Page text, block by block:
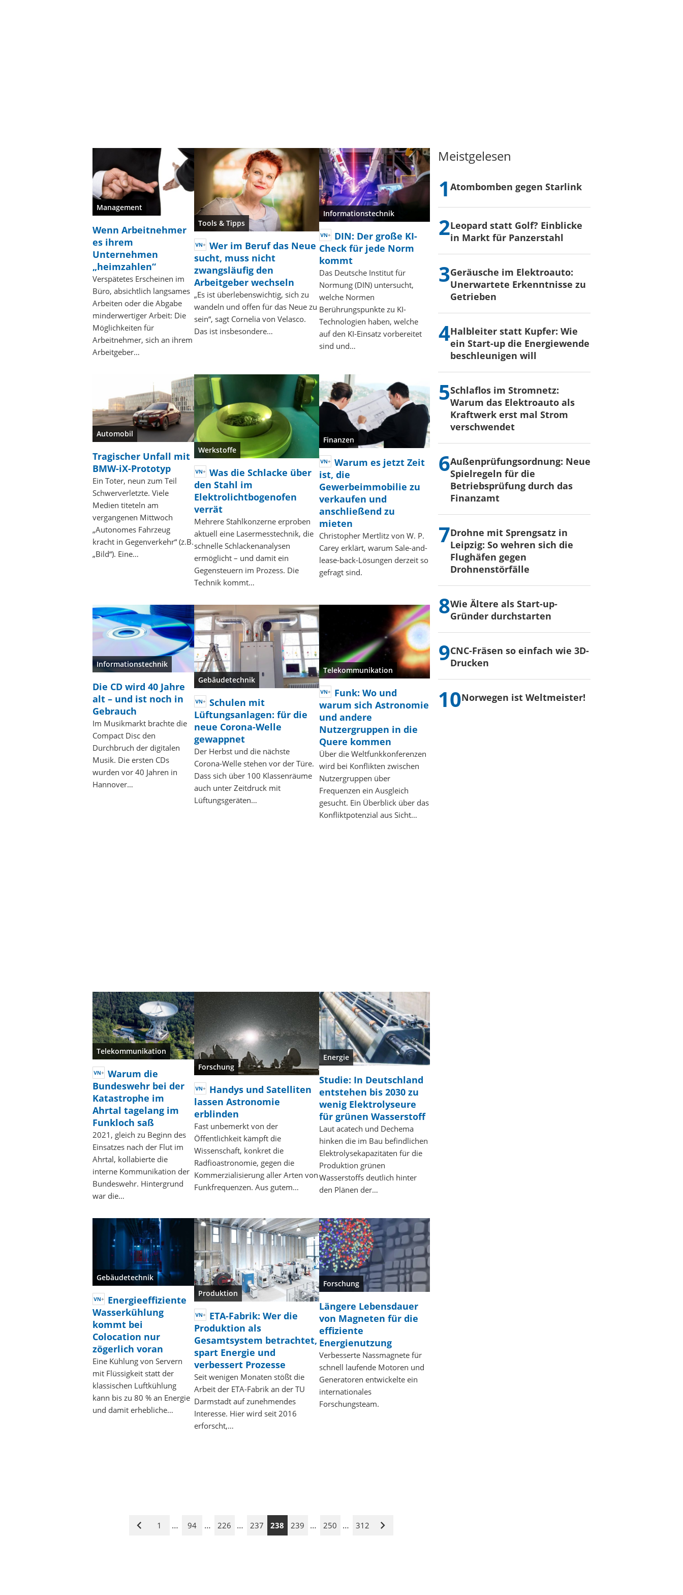
Management
Wenn Arbeitnehmer
es ihrem
Unternehmen
„heimzahlen“
Verspätetes Erscheinen im
Büro, absichtlich langsames
Arbeiten oder die Abgabe
minderwertiger Arbeit: Die
Möglichkeiten für
Arbeitnehmer, sich an ihrem
Arbeitgeber…
Tools & Tipps
Wer im Beruf das Neue
sucht, muss nicht
zwangsläufig den
Arbeitgeber wechseln
„Es ist überlebenswichtig, sich zu
wandeln und offen für das Neue zu
sein“, sagt Cornelia von Velasco.
Das ist insbesondere…
Informationstechnik
DIN: Der große KI-
Check für jede Norm
kommt
Das Deutsche Institut für
Normung (DIN) untersucht,
welche Normen
Berührungspunkte zu KI-
Technologien haben, welche
auf den KI-Einsatz vorbereitet
sind und…
Automobil
Tragischer Unfall mit
BMW-iX-Prototyp
Ein Toter, neun zum Teil
Schwerverletzte. Viele
Medien titeteln am
vergangenen Mittwoch
„Autonomes Fahrzeug
kracht in Gegenverkehr“ (z.B.
„Bild“). Eine…
Werkstoffe
Was die Schlacke über
den Stahl im
Elektrolichtbogenofen
verrät
Mehrere Stahlkonzerne erproben
aktuell eine Lasermesstechnik, die
schnelle Schlackenanalysen
ermöglicht – und damit ein
Gegensteuern im Prozess. Die
Technik kommt…
Finanzen
Warum es jetzt Zeit
ist, die
Gewerbeimmobilie zu
verkaufen und
anschließend zu
mieten
Christopher Mertlitz von W. P.
Carey erklärt, warum Sale-and-
lease-back-Lösungen derzeit so
gefragt sind.
Informationstechnik
Die CD wird 40 Jahre
alt – und ist noch in
Gebrauch
Im Musikmarkt brachte die
Compact Disc den
Durchbruch der digitalen
Musik. Die ersten CDs
wurden vor 40 Jahren in
Hannover…
Gebäudetechnik
Schulen mit
Lüftungsanlagen: für die
neue Corona-Welle
gewappnet
Der Herbst und die nächste
Corona-Welle stehen vor der Türe.
Dass sich über 100 Klassenräume
auch unter Zeitdruck mit
Lüftungsgeräten…
Telekommunikation
Funk: Wo und
warum sich Astronomie
und andere
Nutzergruppen in die
Quere kommen
Über die Weltfunkkonferenzen
wird bei Konflikten zwischen
Nutzergruppen über
Frequenzen ein Ausgleich
gesucht. Ein Überblick über das
Konfliktpotenzial aus Sicht…
Telekommunikation
Warum die
Bundeswehr bei der
Katastrophe im
Ahrtal tagelang im
Funkloch saß
2021, gleich zu Beginn des
Einsatzes nach der Flut im
Ahrtal, kollabierte die
interne Kommunikation der
Bundeswehr. Hintergrund
war die…
Forschung
Handys und Satelliten
lassen Astronomie
erblinden
Fast unbemerkt von der
Öffentlichkeit kämpft die
Wissenschaft, konkret die
Radfioastronomie, gegen die
Kommerzialisierung aller Arten von
Funkfrequenzen. Aus gutem…
Energie
Studie: In Deutschland
entstehen bis 2030 zu
wenig Elektrolyseure
für grünen Wasserstoff
Laut acatech und Dechema
hinken die im Bau befindlichen
Elektrolysekapazitäten für die
Produktion grünen
Wasserstoffs deutlich hinter
den Plänen der…
Gebäudetechnik
Energieeffiziente
Wasserkühlung
kommt bei
Colocation nur
zögerlich voran
Eine Kühlung von Servern
mit Flüssigkeit statt der
klassischen Luftkühlung
kann bis zu 80 % an Energie
und damit erhebliche…
Produktion
ETA-Fabrik: Wer die
Produktion als
Gesamtsystem betrachtet,
spart Energie und
verbessert Prozesse
Seit wenigen Monaten stößt die
Arbeit der ETA-Fabrik an der TU
Darmstadt auf zunehmendes
Interesse. Hier wird seit 2016
erforscht,…
Forschung
Längere Lebensdauer
von Magneten für die
effiziente
Energienutzung
Verbesserte Nassmagnete für
schnell laufende Motoren und
Generatoren entwickelte ein
internationales
Forschungsteam.
Vorige
1 … 94 … 226 … 237 238 239 … 250 … 312
Nächste
Meistgelesen
Atombomben gegen Starlink
Leopard statt Golf? Einblicke
in Markt für Panzerstahl
Geräusche im Elektroauto:
Unerwartete Erkenntnisse zu
Getrieben
Halbleiter statt Kupfer: Wie
ein Start-up die Energiewende
beschleunigen will
Schlaflos im Stromnetz:
Warum das Elektroauto als
Kraftwerk erst mal Strom
verschwendet
Außenprüfungsordnung: Neue
Spielregeln für die
Betriebsprüfung durch das
Finanzamt
Drohne mit Sprengsatz in
Leipzig: So wehren sich die
Flughäfen gegen
Drohnenstörfälle
Wie Ältere als Start-up-
Gründer durchstarten
CNC-Fräsen so einfach wie 3D-
Drucken
Norwegen ist Weltmeister!